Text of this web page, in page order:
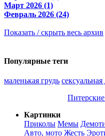
Март 2026 (1)
Февраль 2026 (24)
Показать / скрыть весь архив
Популярные теги
маленькая грудь
Картинки
Приколы Мемы
Авто, мото Жесть